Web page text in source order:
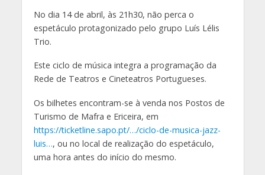
No dia 14 de abril, às 21h30, não perca o
espetáculo protagonizado pelo grupo Luís Lélis
Trio.
Este ciclo de música integra a programação da
Rede de Teatros e Cineteatros Portugueses.
Os bilhetes encontram-se à venda nos Postos de
Turismo de Mafra e Ericeira, em
https://ticketline.sapo.pt/…/ciclo-de-musica-jazz-
luis…, ou no local de realização do espetáculo,
uma hora antes do início do mesmo.